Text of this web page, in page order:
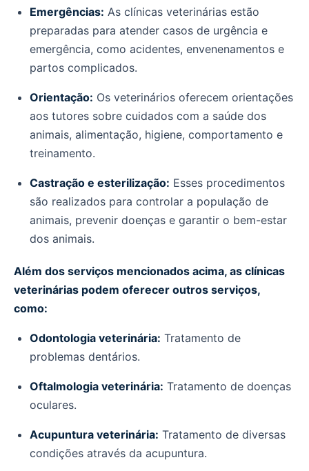
Emergências: As clínicas veterinárias estão
preparadas para atender casos de urgência e
emergência, como acidentes, envenenamentos e
partos complicados.
Orientação: Os veterinários oferecem orientações
aos tutores sobre cuidados com a saúde dos
animais, alimentação, higiene, comportamento e
treinamento.
Castração e esterilização: Esses procedimentos
são realizados para controlar a população de
animais, prevenir doenças e garantir o bem-estar
dos animais.
Além dos serviços mencionados acima, as clínicas
veterinárias podem oferecer outros serviços,
como:
Odontologia veterinária: Tratamento de
problemas dentários.
Oftalmologia veterinária: Tratamento de doenças
oculares.
Acupuntura veterinária: Tratamento de diversas
condições através da acupuntura.